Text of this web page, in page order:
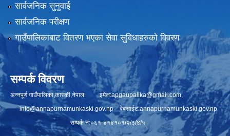
सार्वजनिक सुनुवाई
सार्वजनिक परीक्षण
गाउँपालिकाबाट वितरण भएका सेवा सुविधाहरुको विवरण
सम्पर्क विवरण
अन्नपूर्ण गाउँपालिका,कास्की,नेपाल इमेल:apgaupalika@gmail.com,
info@annapurnamunkaski.gov.npवेबसाईट:annapurnamunkaski.gov.np
सम्पर्क नं:०६१-४१४१०१/२/३/४/५